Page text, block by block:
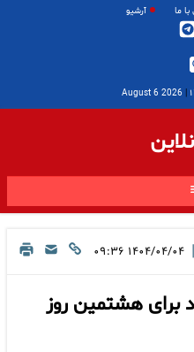
ما آرشیو
|
2026 August 6
| ۱۴۰۴/۰۴/۰۴ ۰۹:۳۶
برای هشتمین روز